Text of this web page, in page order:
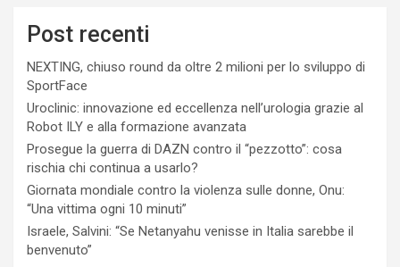
Post recenti
NEXTING, chiuso round da oltre 2 milioni per lo sviluppo di
SportFace
Uroclinic: innovazione ed eccellenza nell’urologia grazie al
Robot ILY e alla formazione avanzata
Prosegue la guerra di DAZN contro il “pezzotto”: cosa
rischia chi continua a usarlo?
Giornata mondiale contro la violenza sulle donne, Onu:
“Una vittima ogni 10 minuti”
Israele, Salvini: “Se Netanyahu venisse in Italia sarebbe il
benvenuto”